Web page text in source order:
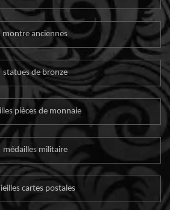
montre anciennes
statues de bronze
pièces de monnaie
médailles militaire
cartes postales